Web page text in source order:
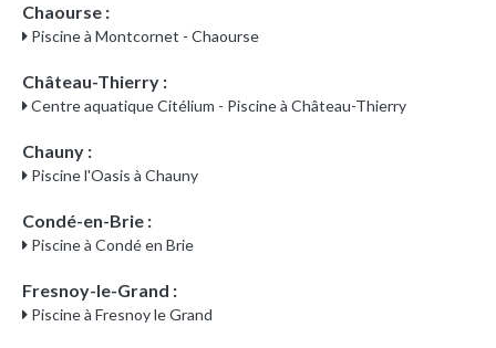
Chaourse :
Piscine à Montcornet - Chaourse
Château-Thierry :
Centre aquatique Citélium - Piscine à Château-Thierry
Chauny :
Piscine l'Oasis à Chauny
Condé-en-Brie :
Piscine à Condé en Brie
Fresnoy-le-Grand :
Piscine à Fresnoy le Grand